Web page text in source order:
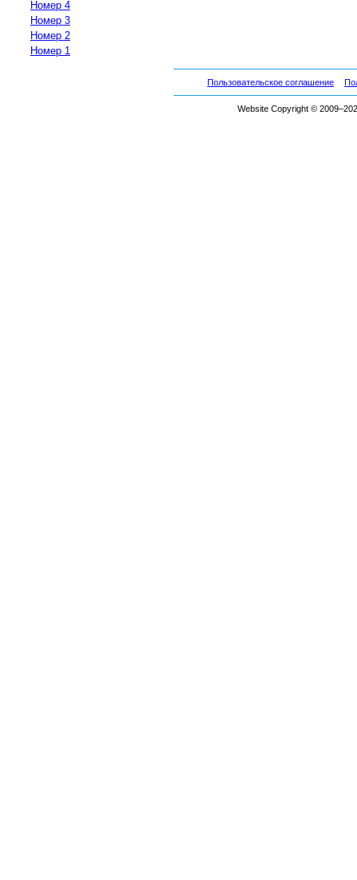
Номер 4
Номер 3
Номер 2
Номер 1
Пользовательское соглашение
Website Copyright ©